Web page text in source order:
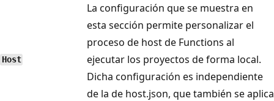
Host
La configuración que se muestra en
esta sección permite personalizar el
proceso de host de Functions al
ejecutar los proyectos de forma local.
Dicha configuración es independiente
de la de host.json, que también se aplica